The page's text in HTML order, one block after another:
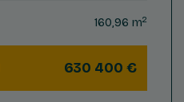
160,96 m2
630 400 €